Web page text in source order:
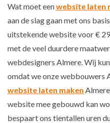
Wat moet eenwebsite laten
aan de slag gaan met ons
uitstekende website voor €
met de veel duurdere
webdesigners Almere. Wij
omdat we onze webbouwers
website laten maken
website mee gebouwd kan
bespaart ons tientallen uren